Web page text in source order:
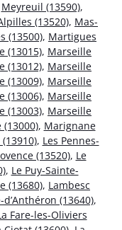
Meyreuil (13590),
(13520), Mas-
(13500), Martigues
(13015), Marseille
(13012), Marseille
(13009), Marseille
(13006), Marseille
(13003), Marseille
, Marignane
, Les Pennes-
(13520), Le
, Le Puy-Sainte-
(13680), Lambesc
d’Anthéron (13640),
Fare-les-Oliviers